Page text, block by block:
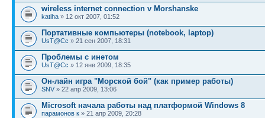
wireless internet connection v Morshanske
katiha » 12 окт 2007, 01:52
Портативные компьютеры (notebook, laptop)
UsT@Cc » 21 сен 2007, 18:31
Проблемы с инетом
UsT@Cc » 12 янв 2009, 18:35
Он-лайн игра "Морской бой" (как пример работы)
SNV » 22 апр 2009, 13:06
Microsoft начала работы над платформой Windows 8
парамонов к » 21 апр 2009, 20:28